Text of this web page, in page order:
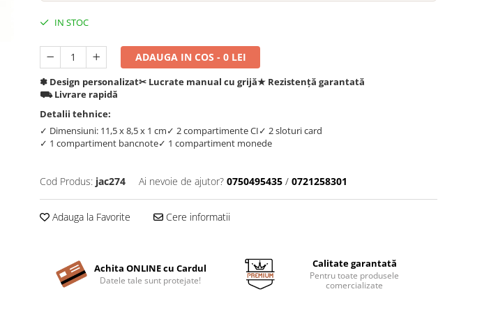
IN STOC
ADAUGA IN COS - 0 LEI
✽ Design personalizat✂︎ Lucrate manual cu grijă★ Rezistență garantată
⛟ Livrare rapidă
Detalii tehnice:
✓ Dimensiuni: 11,5 x 8,5 x 1 cm✓ 2 compartimente CI✓ 2 sloturi card
✓ 1 compartiment bancnote✓ 1 compartiment monede
Cod Produs: jac274 Ai nevoie de ajutor? 0750495435 / 0721258301
Adauga la Favorite Cere informatii
Achita ONLINE cu Cardul
Datele tale sunt protejate!
Calitate garantată
Pentru toate produsele
comercializate